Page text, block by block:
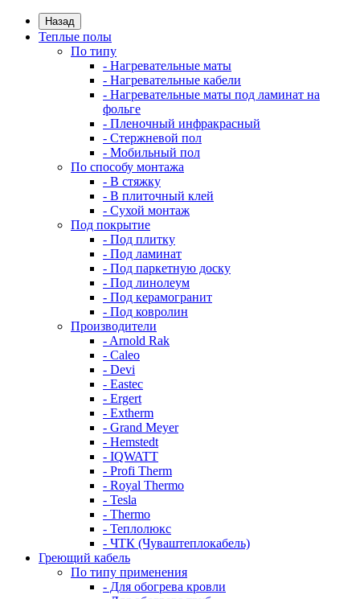
Назад
Теплые полы
По типу
- Нагревательные маты
- Нагревательные кабели
- Нагревательные маты под ламинат на
фольге
- Пленочный инфракрасный
- Стержневой пол
- Мобильный пол
По способу монтажа
- В стяжку
- В плиточный клей
- Сухой монтаж
Под покрытие
- Под плитку
- Под ламинат
- Под паркетную доску
- Под линолеум
- Под керамогранит
- Под ковролин
Производители
- Arnold Rak
- Caleo
- Devi
- Eastec
- Ergert
- Extherm
- Grand Meyer
- Hemstedt
- IQWATT
- Profi Therm
- Royal Thermo
- Tesla
- Thermo
- Теплолюкс
- ЧТК (Чуваштеплокабель)
Греющий кабель
По типу применения
- Для обогрева кровли